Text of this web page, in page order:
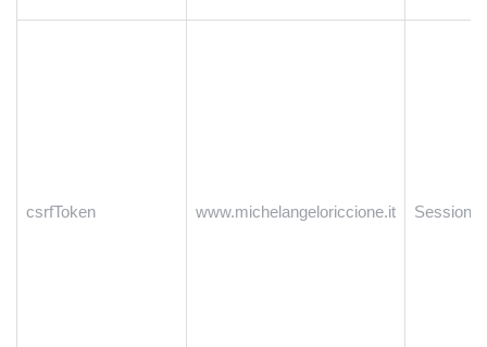
csrfToken www.michelangeloriccione.it Sessione